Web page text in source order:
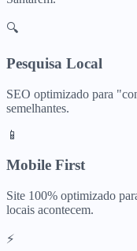
🔍
Pesquisa Local
SEO optimizado para "
semelhantes.
📱
Mobile First
Site 100% optimizado
locais acontecem.
⚡